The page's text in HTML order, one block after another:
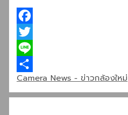
Facebook
Twitter
Line
Share
Categories
Camera News - ข่าวกล้องใหม่